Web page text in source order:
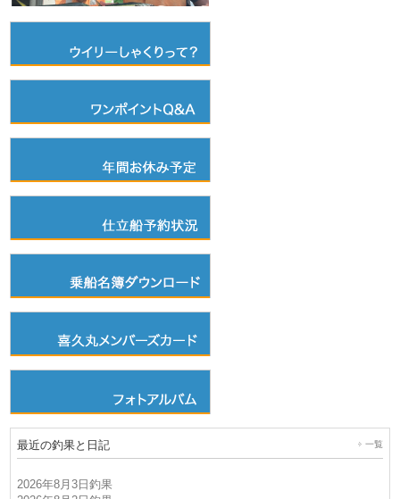
最近の釣果と日記 一覧
2026年8月3日釣果